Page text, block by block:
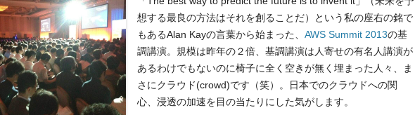
想する最良の方法はそれを創ることだ）という私の座右の銘で
もあるAlan Kayの言葉から始まった、 AWS Summit 2013の基
調講演。規模は昨年の２倍、基調講演は人寄せの有名人講演が
あるわけでもないのに椅子に全く空きが無く埋まった人々、ま
さにクラウド(crowd)です（笑）。日本でのクラウドへの関
心、浸透の加速を目の当たりにした気がします。